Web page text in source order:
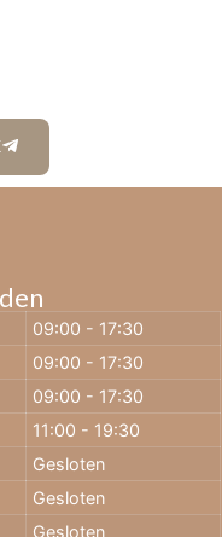
09:00 - 17:30
09:00 - 17:30
09:00 - 17:30
11:00 - 19:30
Gesloten
Gesloten
Gesloten